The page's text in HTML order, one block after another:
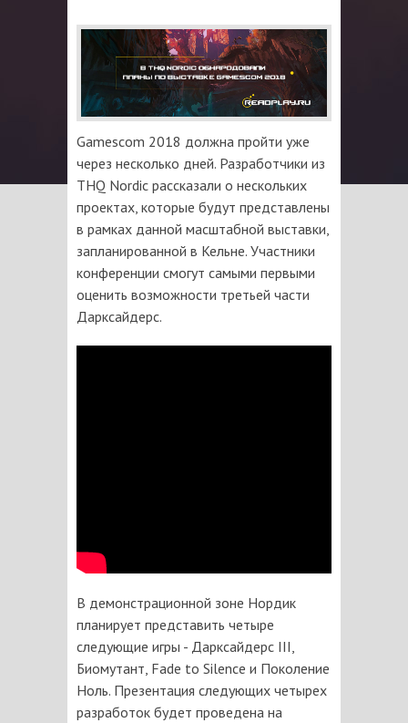
Gamescom 2018 должна пройти уже
через несколько дней. Разработчики из
THQ Nordic рассказали о нескольких
проектах, которые будут представлены
в рамках данной масштабной выставки,
запланированной в Кельне. Участники
конференции смогут самыми первыми
оценить возможности третьей части
Дарксайдерс.
В демонстрационной зоне Нордик
планирует представить четыре
следующие игры - Дарксайдерс III,
Биомутант, Fade to Silence и Поколение
Ноль. Презентация следующих четырех
разработок будет проведена на